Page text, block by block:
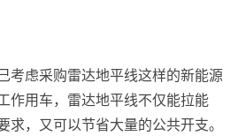
考虑采购雷达地平线这样的新能源
作用车，雷达地平线不仅能拉能
，又可以节省大量的公共开支。